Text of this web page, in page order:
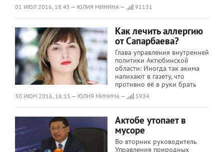
01 ИЮЛ 2016, 18:45 — ЮЛИЯ МИНИНА — 91131
Как лечить аллергию
от Сапарбаева?
Глава управления внутренней
политики Актюбинской
области: Иногда так акима
напихают в газету, что
противно её в руки брать
30 ИЮН 2016, 16:15 — ЮЛИЯ МИНИНА — 5934
Актобе утопает в
мусоре
Во вторник руководитель
Управления природных